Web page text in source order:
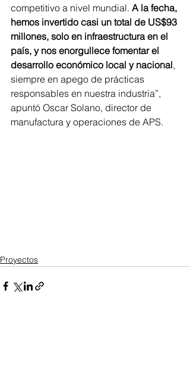
competitivo a nivel mundial. A la fecha,
hemos invertido casi un total de US$93
millones, solo en infraestructura en el
país, y nos enorgullece fomentar el
desarrollo económico local y nacional,
siempre en apego de prácticas
responsables en nuestra industria”,
apuntó Oscar Solano, director de
manufactura y operaciones de APS.
Proyectos